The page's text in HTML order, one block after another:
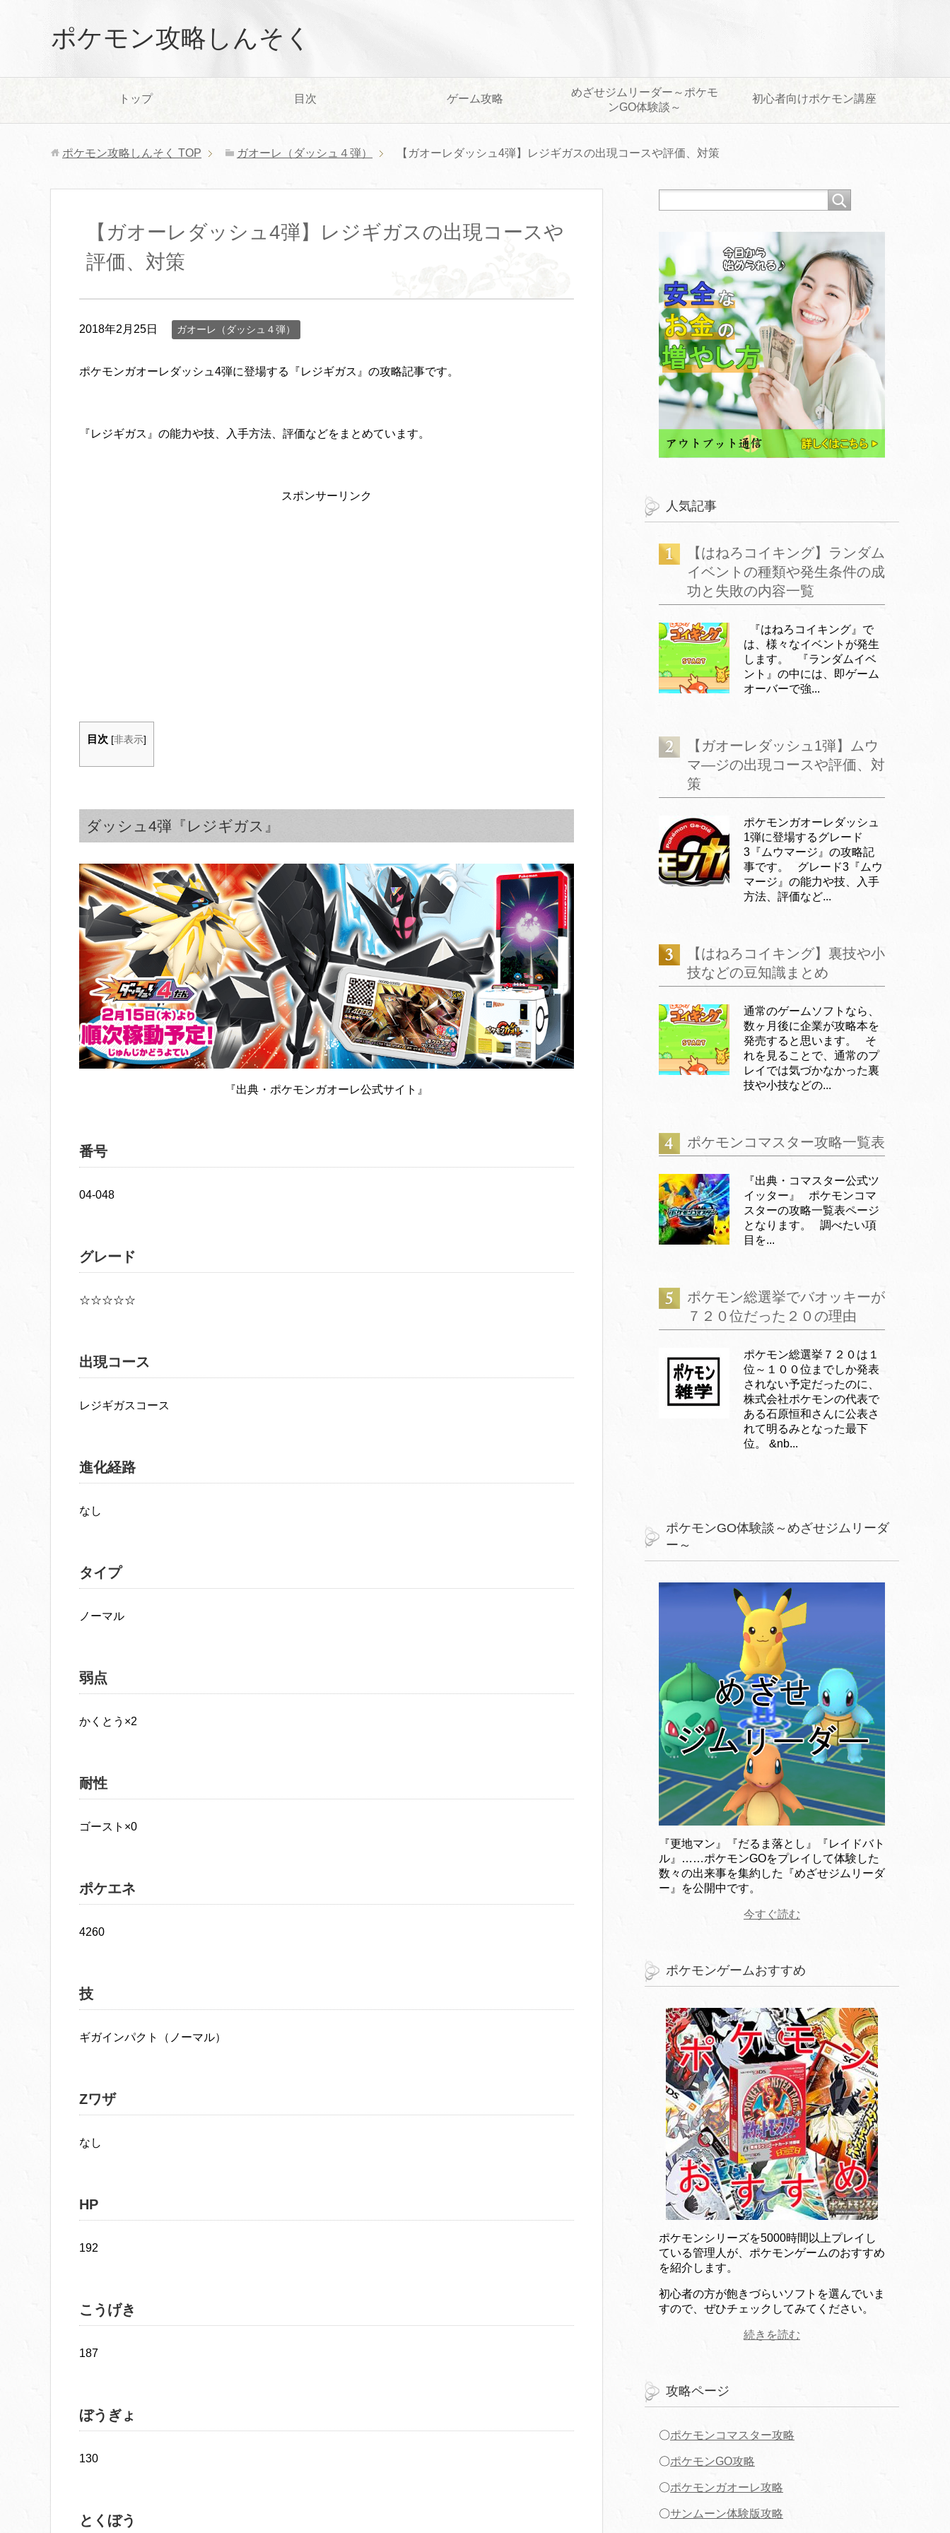
ポケモン攻略しんそく
トップ 目次 ゲーム攻略
めざせジムリーダー～ポケモ
ンGO体験談～
初心者向けポケモン講座
ポケモン攻略しんそく TOP ガオーレ（ダッシュ４弾） 【ガオーレダッシュ4弾】レジギガスの出現コースや評価、対策
【ガオーレダッシュ4弾】レジギガスの出現コースや
評価、対策
2018年2月25日 ガオーレ（ダッシュ４弾）
ポケモンガオーレダッシュ4弾に登場する『レジギガス』の攻略記事です。
『レジギガス』の能力や技、入手方法、評価などをまとめています。
スポンサーリンク
目次 [非表示]
ダッシュ4弾『レジギガス』
『出典・ポケモンガオーレ公式サイト』
番号
04-048
グレード
☆☆☆☆☆
出現コース
レジギガスコース
進化経路
なし
タイプ
ノーマル
弱点
かくとう×2
耐性
ゴースト×0
ポケエネ
4260
技
ギガインパクト（ノーマル）
Zワザ
なし
HP
192
こうげき
187
ぼうぎょ
130
とくぼう
人気記事
【はねろコイキング】ランダム
イベントの種類や発生条件の成
功と失敗の内容一覧
『はねろコイキング』で
は、様々なイベントが発生
します。 『ランダムイベ
ント』の中には、即ゲーム
オーバーで強...
【ガオーレダッシュ1弾】ムウ
マ―ジの出現コースや評価、対
策
ポケモンガオーレダッシュ
1弾に登場するグレード
3『ムウマージ』の攻略記
事です。 グレード3『ムウ
マージ』の能力や技、入手
方法、評価など...
【はねろコイキング】裏技や小
技などの豆知識まとめ
通常のゲームソフトなら、
数ヶ月後に企業が攻略本を
発売すると思います。 そ
れを見ることで、通常のプ
レイでは気づかなかった裏
技や小技などの...
ポケモンコマスター攻略一覧表
『出典・コマスター公式ツ
イッター』 ポケモンコマ
スターの攻略一覧表ページ
となります。 調べたい項
目を...
ポケモン総選挙でバオッキーが
７２０位だった２０の理由
ポケモン総選挙７２０は１
位～１００位までしか発表
されない予定だったのに、
株式会社ポケモンの代表で
ある石原恒和さんに公表さ
れて明るみとなった最下
位。 &nb...
ポケモンGO体験談～めざせジムリーダ
ー～
『更地マン』『だるま落とし』『レイドバト
ル』……ポケモンGOをプレイして体験した
数々の出来事を集約した『めざせジムリーダ
ー』を公開中です。
今すぐ読む
ポケモンゲームおすすめ
ポケモンシリーズを5000時間以上プレイし
ている管理人が、ポケモンゲームのおすすめ
を紹介します。
初心者の方が飽きづらいソフトを選んでいま
すので、ぜひチェックしてみてください。
続きを読む
攻略ページ
〇ポケモンコマスター攻略
〇ポケモンGO攻略
〇ポケモンガオーレ攻略
〇サンムーン体験版攻略